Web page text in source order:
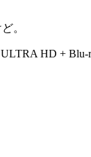
。
HD +